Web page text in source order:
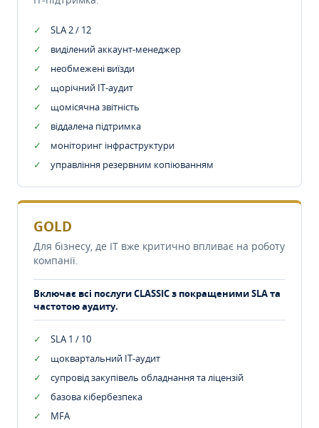
SLA 2 / 12
виділений аккаунт-менеджер
необмежені виїзди
щорічний IT-аудит
щомісячна звітність
віддалена підтримка
моніторинг інфраструктури
управління резервним копіюванням
GOLD
Для бізнесу, де IT вже критично впливає на роботу
компанії.
Включає всі послуги CLASSIC з покращеними SLA та
частотою аудиту.
SLA 1 / 10
щоквартальний IT-аудит
супровід закупівель обладнання та ліцензій
базова кібербезпека
MFA